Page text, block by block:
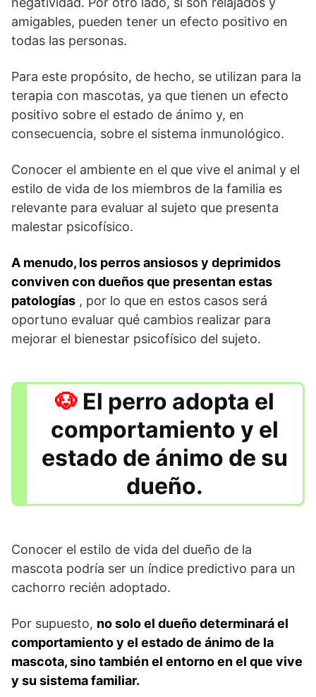
amigables, pueden tener un efecto positivo en
todas las personas.
Para este propósito, de hecho, se utilizan para la
terapia con mascotas, ya que tienen un efecto
positivo sobre el estado de ánimo y, en
consecuencia, sobre el sistema inmunológico.
Conocer el ambiente en el que vive el animal y el
estilo de vida de los miembros de la familia es
relevante para evaluar al sujeto que presenta
malestar psicofísico.
A menudo, los perros ansiosos y deprimidos
conviven con dueños que presentan estas
patologías , por lo que en estos casos será
oportuno evaluar qué cambios realizar para
mejorar el bienestar psicofísico del sujeto.
El perro adopta el
comportamiento y el
estado de ánimo de su
dueño.
Conocer el estilo de vida del dueño de la
mascota podría ser un índice predictivo para un
cachorro recién adoptado.
Por supuesto, no solo el dueño determinará el
comportamiento y el estado de ánimo de la
mascota, sino también el entorno en el que vive
y su sistema familiar.